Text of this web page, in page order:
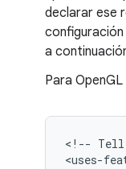
declarar ese
a
Para OpenGL
<!-- Tell
<uses-